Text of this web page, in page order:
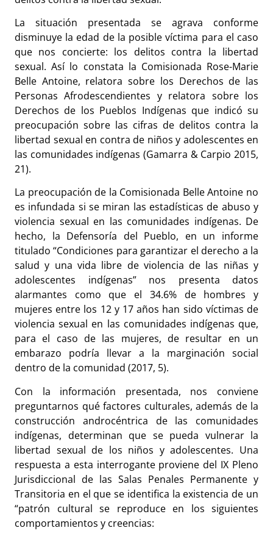
La situación presentada se agrava conforme
disminuye la edad de la posible víctima para el caso
que nos concierte: los delitos contra la libertad
sexual. Así lo constata la Comisionada Rose-Marie
Belle Antoine, relatora sobre los Derechos de las
Personas Afrodescendientes y relatora sobre los
Derechos de los Pueblos Indígenas que indicó su
preocupación sobre las cifras de delitos contra la
libertad sexual en contra de niños y adolescentes en
las comunidades indígenas (Gamarra & Carpio 2015,
21).
La preocupación de la Comisionada Belle Antoine no
es infundada si se miran las estadísticas de abuso y
violencia sexual en las comunidades indígenas. De
hecho, la Defensoría del Pueblo, en un informe
titulado “Condiciones para garantizar el derecho a la
salud y una vida libre de violencia de las niñas y
adolescentes indígenas” nos presenta datos
alarmantes como que el 34.6% de hombres y
mujeres entre los 12 y 17 años han sido víctimas de
violencia sexual en las comunidades indígenas que,
para el caso de las mujeres, de resultar en un
embarazo podría llevar a la marginación social
dentro de la comunidad (2017, 5).
Con la información presentada, nos conviene
preguntarnos qué factores culturales, además de la
construcción androcéntrica de las comunidades
indígenas, determinan que se pueda vulnerar la
libertad sexual de los niños y adolescentes. Una
respuesta a esta interrogante proviene del IX Pleno
Jurisdiccional de las Salas Penales Permanente y
Transitoria en el que se identifica la existencia de un
“patrón cultural se reproduce en los siguientes
comportamientos y creencias: